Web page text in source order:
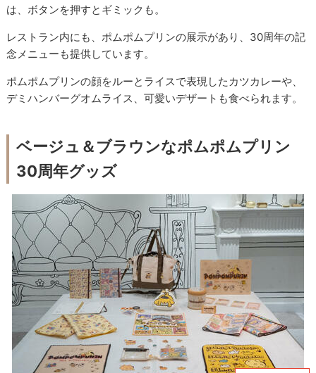
は、ボタンを押すとギミックも。
レストラン内にも、ポムポムプリンの展示があり、30周年の記
念メニューも提供しています。
ポムポムプリンの顔をルーとライスで表現したカツカレーや、
デミハンバーグオムライス、可愛いデザートも食べられます。
ベージュ＆ブラウンなポムポムプリン
30周年グッズ